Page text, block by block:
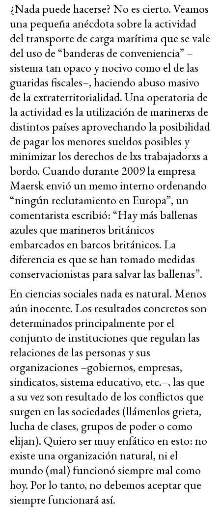
¿Nada puede hacerse? No es cierto. Veamos
una pequeña anécdota sobre la actividad
del transporte de carga marítima que se vale
del uso de “banderas de conveniencia” –
sistema tan opaco y nocivo como el de las
guaridas fiscales–, haciendo abuso masivo
de la extraterritorialidad. Una operatoria de
la actividad es la utilización de marinerxs de
distintos países aprovechando la posibilidad
de pagar los menores sueldos posibles y
minimizar los derechos de lxs trabajadorxs a
bordo. Cuando durante 2009 la empresa
Maersk envió un memo interno ordenando
“ningún reclutamiento en Europa”, un
comentarista escribió: “Hay más ballenas
azules que marineros británicos
embarcados en barcos británicos. La
diferencia es que se han tomado medidas
conservacionistas para salvar las ballenas”.
En ciencias sociales nada es natural. Menos
aún inocente. Los resultados concretos son
determinados principalmente por el
conjunto de instituciones que regulan las
relaciones de las personas y sus
organizaciones –gobiernos, empresas,
sindicatos, sistema educativo, etc.–, las que
a su vez son resultado de los conflictos que
surgen en las sociedades (llámenlos grieta,
lucha de clases, grupos de poder o como
elijan). Quiero ser muy enfático en esto: no
existe una organización natural, ni el
mundo (mal) funcionó siempre mal como
hoy. Por lo tanto, no debemos aceptar que
siempre funcionará así.